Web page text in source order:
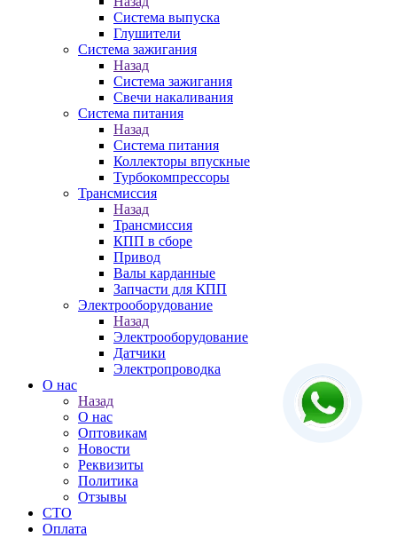
Система выпуска
Глушители
Система зажигания
Назад
Система зажигания
Свечи накаливания
Система питания
Назад
Система питания
Коллекторы впускные
Турбокомпрессоры
Трансмиссия
Назад
Трансмиссия
КПП в сборе
Привод
Валы карданные
Запчасти для КПП
Электрооборудование
Назад
Электрооборудование
Датчики
Электропроводка
О нас
Назад
О нас
Оптовикам
Новости
Реквизиты
Политика
Отзывы
СТО
Оплата